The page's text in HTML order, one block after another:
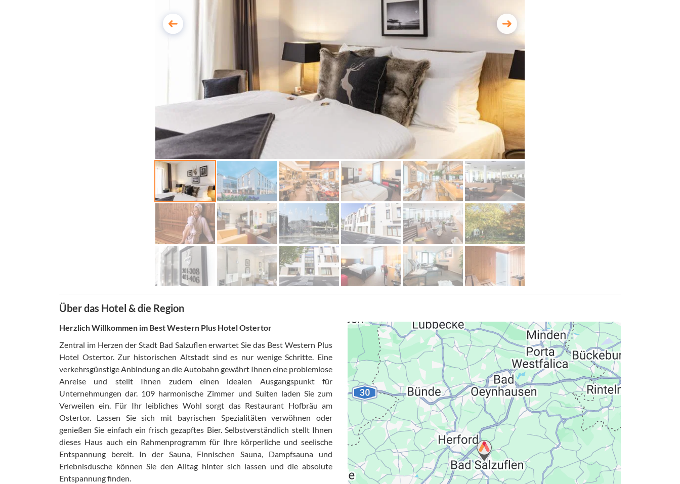
Über das Hotel & die Region
Herzlich Willkommen im Best Western Plus Hotel Ostertor
Zentral im Herzen der Stadt Bad Salzuflen erwartet Sie das Best Western Plus
Hotel Ostertor. Zur historischen Altstadt sind es nur wenige Schritte. Eine
verkehrsgünstige Anbindung an die Autobahn gewährt Ihnen eine problemlose
Anreise und stellt Ihnen zudem einen idealen Ausgangspunkt für
Unternehmungen dar. 109 harmonische Zimmer und Suiten laden Sie zum
Verweilen ein. Für Ihr leibliches Wohl sorgt das Restaurant Hofbräu am
Ostertor. Lassen Sie sich mit bayrischen Spezialitäten verwöhnen oder
genießen Sie einfach ein frisch gezapftes Bier. Selbstverständlich stellt Ihnen
dieses Haus auch ein Rahmenprogramm für Ihre körperliche und seelische
Entspannung bereit. In der Sauna, Finnischen Sauna, Dampfsauna und
Erlebnisdusche können Sie den Alltag hinter sich lassen und die absolute
Entspannung finden.
Datenschutzerklärung